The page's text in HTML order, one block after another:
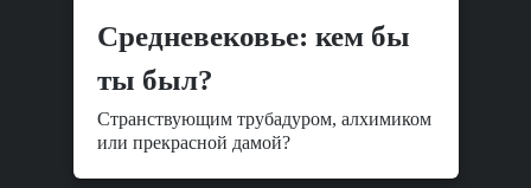
Средневековье: кем бы
ты был?
Странствующим трубадуром, алхимиком
или прекрасной дамой?